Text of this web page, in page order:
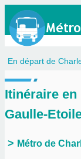
En départ de
Itinéraire
Gaulle-
Métro de